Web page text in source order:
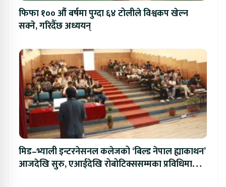
फिफा १०० औं बर्षमा पुग्दा ६४ टोलीले विश्वकप खेल्न
सक्ने, गरिदैँछ अध्ययन्
मिड–भ्याली इन्टरनेसनल कलेजको ‘बिल्ड नेपाल ह्याकाथन’
आजदेखि सुरु, एआईदेखि रोबोटिक्ससम्मका प्रविधिमा